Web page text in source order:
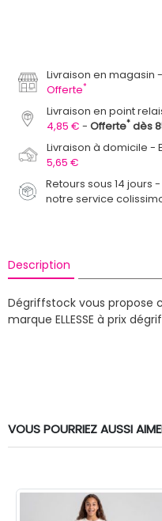
Livraison en magasin
Offerte*
Livraison en point
4,85 €
Offerte* dès
Livraison à domicile
5,65 €
Retours sous 14 jours
notre service
Description
Dégriffstock vous propose
marque ELLESSE à prix
VOUS POURRIEZ AUSSI